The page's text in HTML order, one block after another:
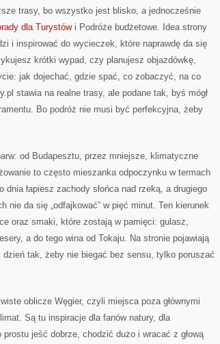
trasy, bo wszystko jest blisko, a jednocześnie
dla Turystówi Podróże budżetowe. Idea strony
i inspirować do wycieczek, które naprawdę da się
krótki wypad, czy planujesz objazdówkę,
jak dojechać, gdzie spać, co zobaczyć, na co
stawia na realne trasy, ale podane tak, byś mógł
Bo podróż nie musi być perfekcyjna, żeby
od Budapesztu, przez mniejsze, klimatyczne
to często mieszanka odpoczynku w termach
łapiesz zachody słońca nad rzeką, a drugiego
nie da się „odfajkować” w pięć minut. Ten kierunek
oraz smaki, które zostają w pamięci: gulasz,
a do tego wina od Tokaju. Na stronie pojawiają
dzień tak, żeby nie biegać bez sensu, tylko poruszać
oblicze Węgier, czyli miejsca poza głównymi
Są tu inspiracje dla fanów natury, dla
jeść dobrze, chodzić dużo i wracać z głową